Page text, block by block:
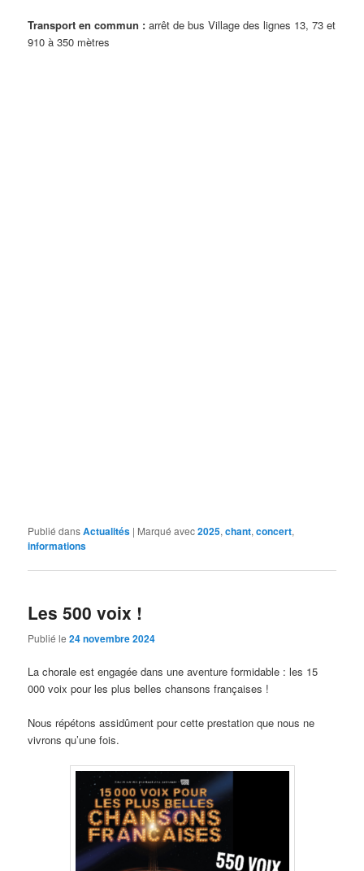
Transport en commun : arrêt de bus Village des lignes 13, 73 et
910 à 350 mètres
Publié dansActualités | Marqué avec2025,chant,concert,
informations
Les 500 voix !
Publié le24 novembre 2024
La chorale est engagée dans une aventure formidable : les 15
000 voix pour les plus belles chansons françaises !
Nous répétons assidûment pour cette prestation que nous ne
vivrons qu’une fois.